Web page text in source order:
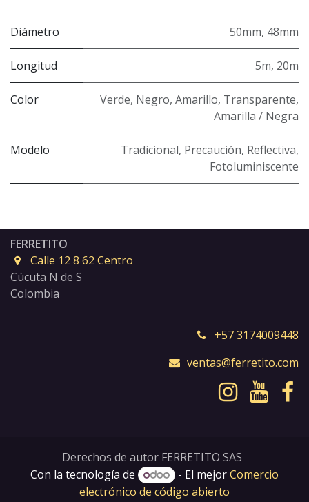
Diámetro 50mm, 48mm
Longitud 5m, 20m
Color Verde, Negro, Amarillo, Transparente,
Amarilla / Negra
Modelo Tradicional, Precaución, Reflectiva,
Fotoluminiscente
FERRETITO
Calle 12 8 62 Centro
Cúcuta N de S
Colombia
+57 3174009448
ventas@ferretito.com
Derechos de autor FERRETITO SAS
Con la tecnología de
- El mejorComercio
electrónico de código abierto